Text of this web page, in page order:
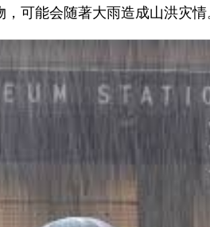
，可能会随著大雨造成山洪灾情